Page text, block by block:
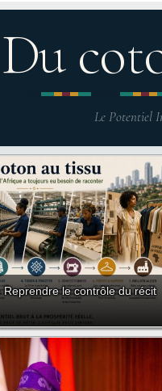
Du
Le Potentiel
Reprendre le contrôle du récit